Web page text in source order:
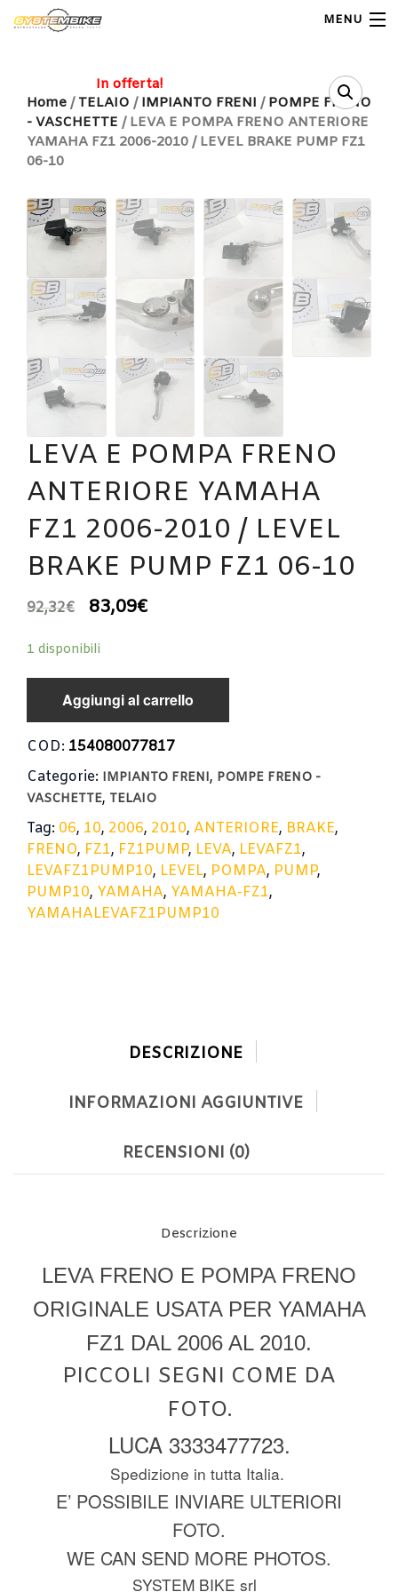
MENU
Home
Shop Moto
Shop Ricambi
Note Generali
Carrello
Contatti
Home / TELAIO / IMPIANTO FRENI / POMPE FRENO
- VASCHETTE / LEVA E POMPA FRENO ANTERIORE
YAMAHA FZ1 2006-2010 / LEVEL BRAKE PUMP FZ1
06-10
In offerta!
LEVA E POMPA FRENO
ANTERIORE YAMAHA
FZ1 2006-2010 / LEVEL
BRAKE PUMP FZ1 06-10
92,32€ 83,09€
1 disponibili
Aggiungi al carrello
COD: 154080077817
Categorie: IMPIANTO FRENI, POMPE FRENO -
VASCHETTE, TELAIO
Tag: 06, 10, 2006, 2010, ANTERIORE, BRAKE,
FRENO, FZ1, FZ1PUMP, LEVA, LEVAFZ1,
LEVAFZ1PUMP10, LEVEL, POMPA, PUMP,
PUMP10, YAMAHA, YAMAHA-FZ1,
YAMAHALEVAFZ1PUMP10
DESCRIZIONE
INFORMAZIONI AGGIUNTIVE
RECENSIONI (0)
Descrizione
LEVA FRENO E POMPA FRENO
ORIGINALE USATA PER YAMAHA
FZ1 DAL 2006 AL 2010.
PICCOLI SEGNI COME DA
FOTO.
LUCA 3333477723.
Spedizione in tutta Italia.
E’ POSSIBILE INVIARE ULTERIORI
FOTO.
WE CAN SEND MORE PHOTOS.
SYSTEM BIKE srl